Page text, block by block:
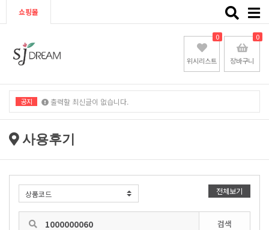
쇼핑몰
Toggle
위시리스트
0
장바구니
0
공지 출력할 최신글이 없습니다.
출력할 최신글이 없습니다.
사용후기
전체보기
검색